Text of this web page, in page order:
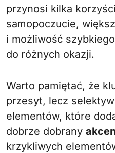
przynosi kilka
samopoczucie,
i możliwość
do różnych okazji.
Warto pamiętać, że
przesyt, lecz
elementów, które
dobrze dobrany
krzykliwych